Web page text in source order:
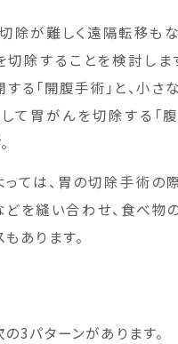
除が難しく遠隔転移も
切除することを検討しま
る「開腹手術」と、小さ
て胃がんを切除する「
っては、胃の切除手術の
どを縫い合わせ、食べ物
あります。
3パターンがあります。